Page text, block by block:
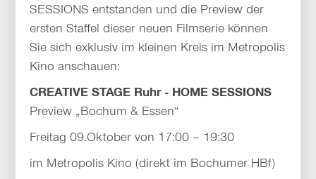
SESSIONS entstanden und die Preview der
ersten Staffel dieser neuen Filmserie können
Sie sich exklusiv im kleinen Kreis im Metropolis
Kino anschauen:
CREATIVE STAGE Ruhr - HOME SESSIONS
Preview „Bochum & Essen“
Freitag 09.Oktober von 17:00 – 19:30
im Metropolis Kino (direkt im Bochumer HBf)